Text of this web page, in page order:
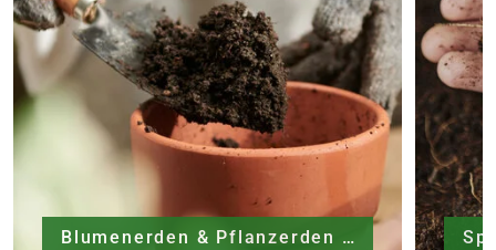
Blumenerden & Pflanzerden